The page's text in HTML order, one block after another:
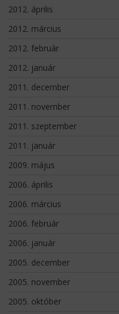
2012. április
2012. március
2012. február
2012. január
2011. december
2011. november
2011. szeptember
2011. január
2009. május
2006. április
2006. március
2006. február
2006. január
2005. december
2005. november
2005. október